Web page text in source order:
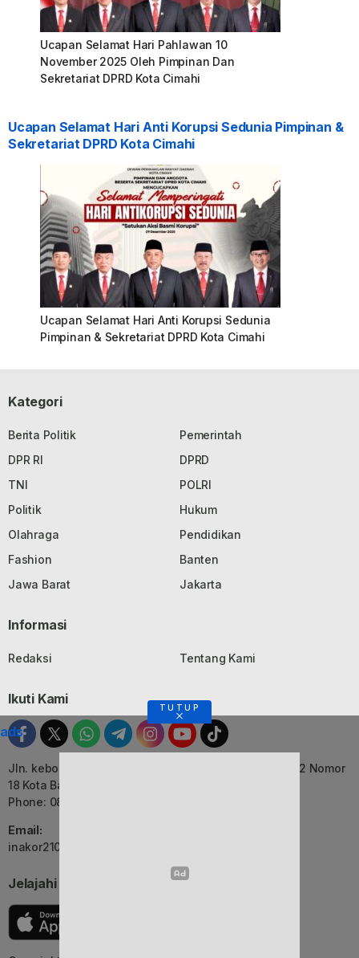
Ucapan Selamat Hari Pahlawan 10
November 2025 Oleh Pimpinan Dan
Sekretariat DPRD Kota Cimahi
Ucapan Selamat Hari Anti Korupsi Sedunia Pimpinan &
Sekretariat DPRD Kota Cimahi
Ucapan Selamat Hari Anti Korupsi Sedunia
Pimpinan & Sekretariat DPRD Kota Cimahi
Kategori
Berita Politik
Pemerintah
DPR RI
DPRD
TNI
POLRI
Politik
Hukum
Olahraga
Pendidikan
Fashion
Banten
Jawa Barat
Jakarta
Informasi
Redaksi Tentang Kami
Ikuti Kami
Jln. kebon Jati, Komplek Ruko Luxor Permai Kavling 22 Nomor
18 Kota Bandung, Jawa Barat
Phone: 082116055552
Email:
inakor2105@gmail.com (Redaksi)
Jelajahi Berita di Apps Kami
TUTUP
ads